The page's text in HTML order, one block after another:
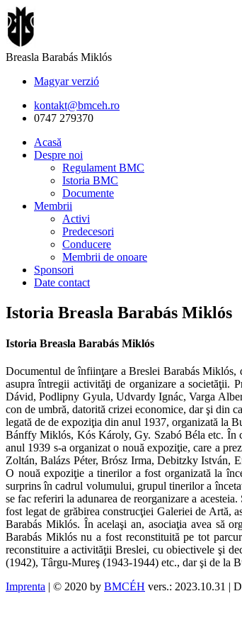
Breasla Barabás Miklós
Magyar verzió
kontakt@bmceh.ro
0747 279370
Acasă
Despre noi
Regulament BMC
Istoria BMC
Documente
Membrii
Activi
Predecesori
Conducere
Membrii de onoare
Sponsori
Date contact
Istoria Breasla Barabás Miklós
Istoria Breasla Barabás Miklós
Documentul de înfiinţare a Breslei Barabás Miklós,
asupra întregii activităţi de organizare a societăţii.
Dávid, Podlipny Gyula, Udvardy Ignác, Varga
con de umbră, datorită crizei economice, dar şi din
legată de de expoziţia din anul 1937, organizată la
Bánffy Miklós, Kós Károly, Gy. Szabó Béla etc. În
anul 1939 s-a organizat o nouă expoziţie, care a
Zoltán, Balázs Péter, Brósz Irma, Debitzky István,
O nouă expoziţie a tinerilor a fost organizată la
surprins în cadrul volumului, grupul tinerilor a
se fac referiri la adunarea de reorganizare a
fost legat de grăbirea construcţiei Galeriei de Artă,
Barabás Miklós. În acelaşi an, asociaţia avea să
Barabás Miklós nu a fost reconstituită pe tot
reconstituire a activităţii Breslei, cu obiectivele şi
(1942), Târgu-Mureş (1943-1944) etc., dar şi de la
Imprenta | © 2020 by BMCÉH vers.: 2023.10.31 |